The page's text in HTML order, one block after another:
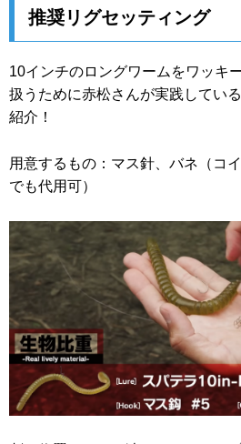
推奨リグセッティング
10インチのロングワームをワッキ
扱うために赤松さんが実践してい
紹介！
用意するもの：マス針、バネ（コ
でも代用可）